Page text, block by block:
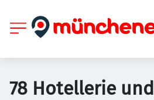
78 Hotellerie und